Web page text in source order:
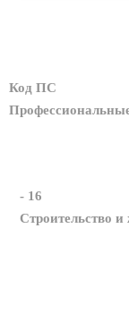
Код ПС
- 16
Строительство